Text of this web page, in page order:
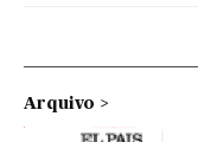
Arquivo